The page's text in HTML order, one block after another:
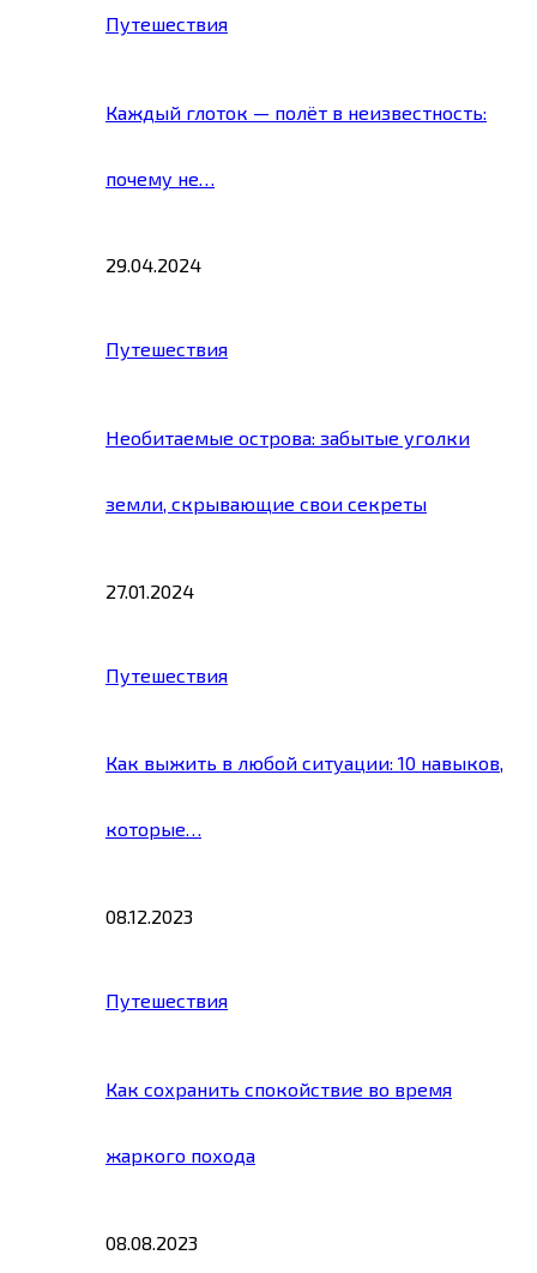
Путешествия
Каждый глоток — полёт в неизвестность:
почему не…
29.04.2024
Путешествия
Необитаемые острова: забытые уголки
земли, скрывающие свои секреты
27.01.2024
Путешествия
Как выжить в любой ситуации: 10 навыков,
которые…
08.12.2023
Путешествия
Как сохранить спокойствие во время
жаркого похода
08.08.2023